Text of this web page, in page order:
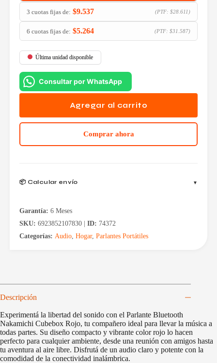
3 cuotas fijas de: $9.537 (PTF: $28.611 )
6 cuotas fijas de: $5.264 (PTF: $31.587)
Última unidad disponible
Consultar por WhatsApp
Agregar al carrito
Comprar ahora
📦 Calcular envío
Garantía: 6 Meses
SKU: 6923852107830 | ID: 74372
Categorías: Audio Hogar, Parlantes Portátiles
Descripción
Experimentá la libertad del sonido con el Parlante Bluetooth
Nakamichi Cubebox Rojo, tu compañero ideal para llevar la música a
todas partes. Su diseño compacto y vibrante color rojo lo hacen
perfecto para cualquier ambiente, desde una reunión con amigos hasta
tu aventura al aire libre. Disfrutá de un audio claro y potente con la
comodidad de la conectividad inalámbrica.